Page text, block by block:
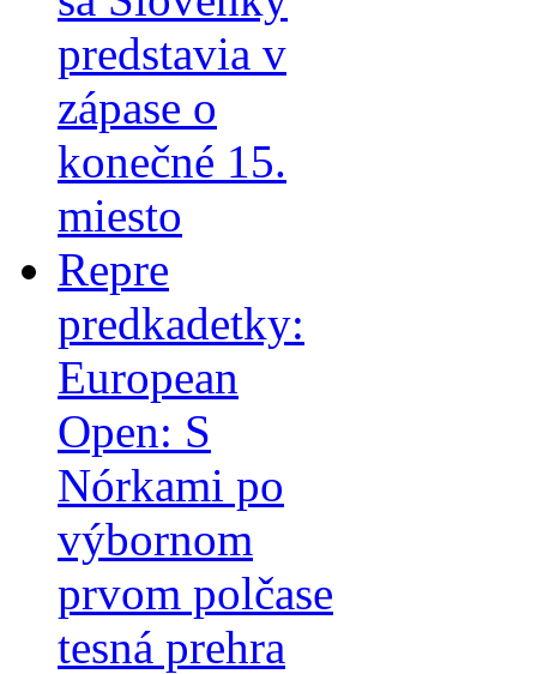
predstavia v
zápase o
konečné 15.
miesto
Repre
predkadetky:
European
Open: S
Nórkami po
výbornom
prvom polčase
tesná prehra